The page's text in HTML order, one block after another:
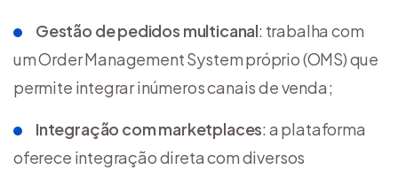
Gestão de pedidos multicanal: trabalha com
um Order Management System próprio (OMS) que
permite integrar inúmeros canais de venda;
Integração com marketplaces: a plataforma
oferece integração direta com diversos